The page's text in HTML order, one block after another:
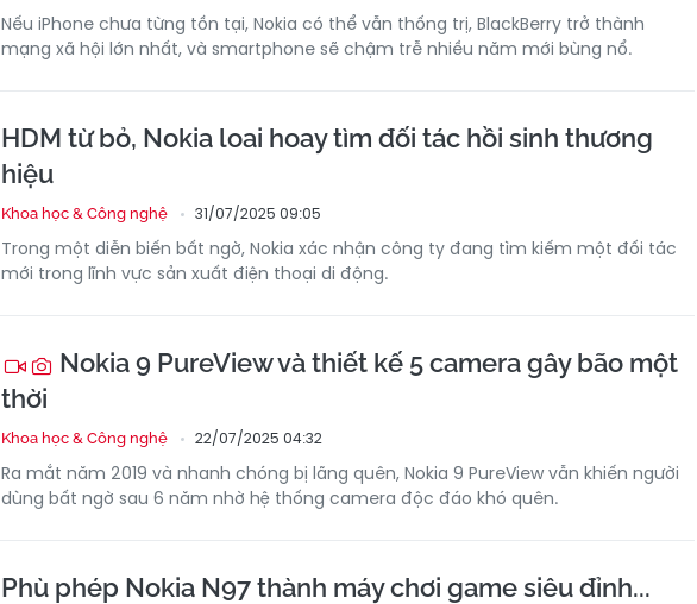
Nếu iPhone chưa từng tồn tại, Nokia có thể vẫn thống trị, BlackBerry trở thành
mạng xã hội lớn nhất, và smartphone sẽ chậm trễ nhiều năm mới bùng nổ.
HDM từ bỏ, Nokia loai hoay tìm đối tác hồi sinh thương
hiệu
Khoa học & Công nghệ 31/07/2025 09:05
Trong một diễn biến bất ngờ, Nokia xác nhận công ty đang tìm kiếm một đối tác
mới trong lĩnh vực sản xuất điện thoại di động.
Nokia 9 PureView và thiết kế 5 camera gây bão một
thời
Khoa học & Công nghệ 22/07/2025 04:32
Ra mắt năm 2019 và nhanh chóng bị lãng quên, Nokia 9 PureView vẫn khiến người
dùng bất ngờ sau 6 năm nhờ hệ thống camera độc đáo khó quên.
Phù phép Nokia N97 thành máy chơi game siêu đỉnh...